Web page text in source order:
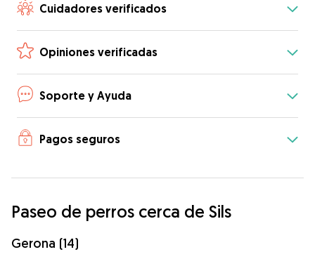
Cuidadores verificados
Opiniones verificadas
Soporte y Ayuda
Pagos seguros
Paseo de perros cerca de Sils
Gerona (14)